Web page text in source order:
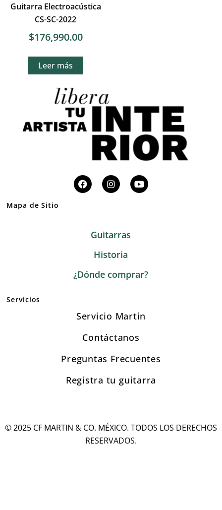
Guitarra Electroacústica
CS-SC-2022
$176,990.00
Leer más
Mapa de Sitio
Guitarras
Historia
¿Dónde comprar?
Servicios
Servicio Martin
Contáctanos
Preguntas Frecuentes
Registra tu guitarra
© 2025 CF MARTIN & CO. MÉXICO. TODOS LOS DERECHOS
RESERVADOS.